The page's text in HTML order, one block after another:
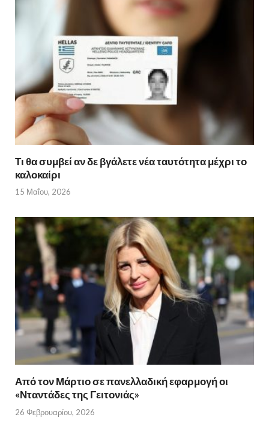
Τι θα συμβεί αν δε βγάλετε νέα ταυτότητα μέχρι το
καλοκαίρι
15 Μαΐου, 2026
Από τον Μάρτιο σε πανελλαδική εφαρμογή οι
«Νταντάδες της Γειτονιάς»
26 Φεβρουαρίου, 2026